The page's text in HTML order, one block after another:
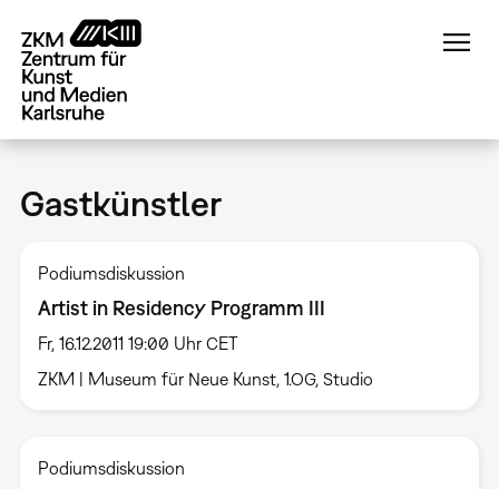
zum
Inhalt
Gastkünstler
Podiumsdiskussion
Artist in Residency Programm III
Fr, 16.12.2011 19:00 Uhr CET
ZKM | Museum für Neue Kunst, 1.OG, Studio
Podiumsdiskussion